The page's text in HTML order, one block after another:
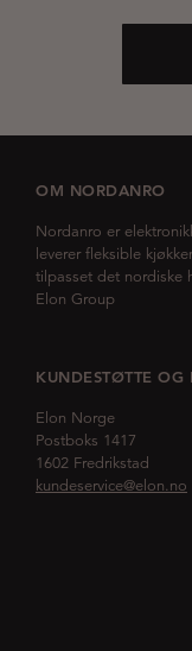
OM NORDANRO
Nordanro er
leverer fleksible
tilpasset det nordiske
Elon Group
KUNDESTØTTE OG
Elon Norge
Postboks 1417
1602 Fredrikstad
kundeservice@elon.no